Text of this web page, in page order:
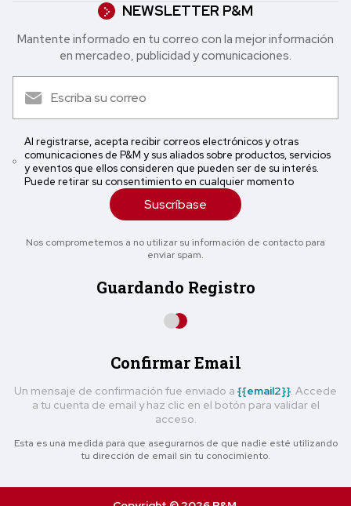
NEWSLETTER P&M
Mantente informado en tu correo con la mejor in formación
en mercadeo, publicidad y comunicaciones.
Al registrarse, acepta recibir correos electrónicos y otras
comunicaciones de P&M y sus aliados sobre productos, servicios
y eventos que ellos consideren que pueden ser de su interés.
Puede retirar su consentimiento en cualquier momento
Suscríbase
Nos comprometemos a no utilizar su información de contacto para
enviar spam.
Guardando Registro
Confirmar Email
Un mensaje de confirmación fue enviado a {{email2}} . Accede
a tu cuenta de email y haz clic en el botón para validar el
acceso.
Esta es una medida para que asegurarnos de que nadie esté utilizando
tu dirección de email sin tu conocimiento.